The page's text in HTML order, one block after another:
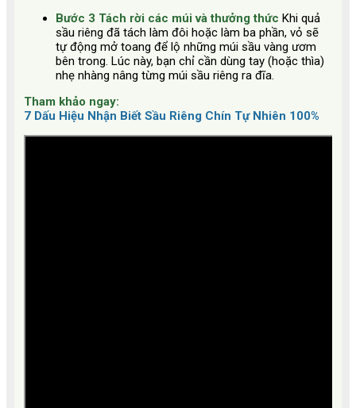
Bước 3 Tách rời các múi và thưởng thức Khi quả
sầu riêng đã tách làm đôi hoặc làm ba phần, vỏ sẽ
tự động mở toang để lộ những múi sầu vàng ươm
bên trong. Lúc này, bạn chỉ cần dùng tay (hoặc thìa)
nhẹ nhàng nâng từng múi sầu riêng ra đĩa.
Tham khảo ngay:
7 Dấu Hiệu Nhận Biết Sầu Riêng Chín Tự Nhiên 100%